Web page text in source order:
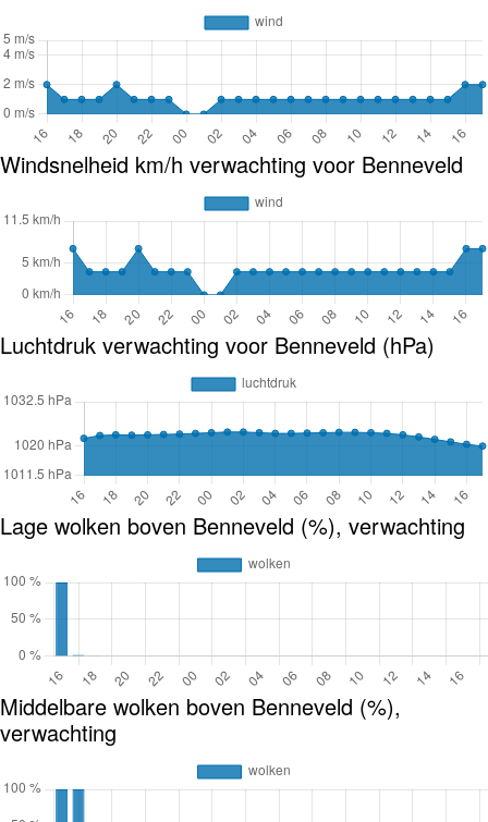
Windsnelheid km/h verwachting voor Benneveld
Luchtdruk verwachting voor Benneveld (hPa)
Lage wolken boven Benneveld (%), verwachting
Middelbare wolken boven Benneveld (%),
verwachting